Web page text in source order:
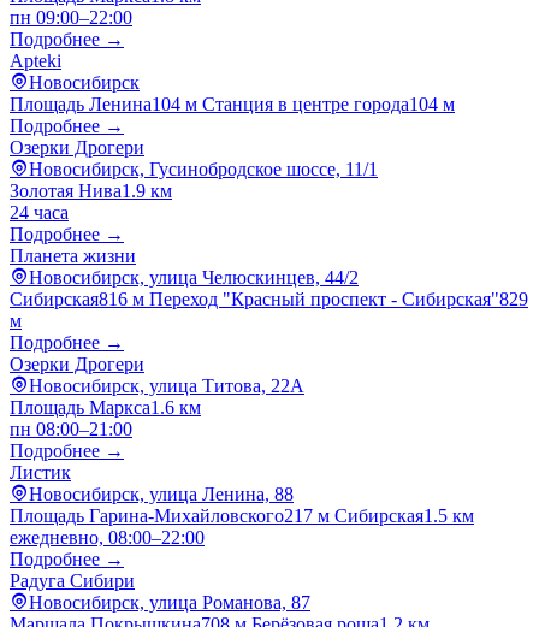
пн 09:00–22:00
Подробнее →
Apteki
Новосибирск
Площадь Ленина104 м Станция в центре города104 м
Подробнее →
Озерки Дрогери
Новосибирск, Гусинобродское шоссе, 11/1
Золотая Нива1.9 км
24 часа
Подробнее →
Планета жизни
Новосибирск, улица Челюскинцев, 44/2
Сибирская816 м Переход "Красный проспект - Сибирская"829
м
Подробнее →
Озерки Дрогери
Новосибирск, улица Титова, 22А
Площадь Маркса1.6 км
пн 08:00–21:00
Подробнее →
Листик
Новосибирск, улица Ленина, 88
Площадь Гарина-Михайловского217 м Сибирская1.5 км
ежедневно, 08:00–22:00
Подробнее →
Радуга Сибири
Новосибирск, улица Романова, 87